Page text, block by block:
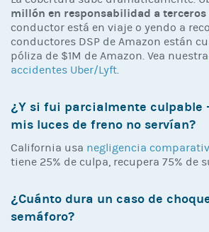
millón en responsabilidad a terceros
conductor está en viaje o yendo a
conductores DSP de Amazon están
póliza de $1M de Amazon. Vea nuestra
accidentes Uber/Lyft.
¿Y si fui parcialmente culpable
mis luces de freno no servían?
California usa negligencia
tiene 25% de culpa, recupera 75% de
¿Cuánto dura un caso de
semáforo?